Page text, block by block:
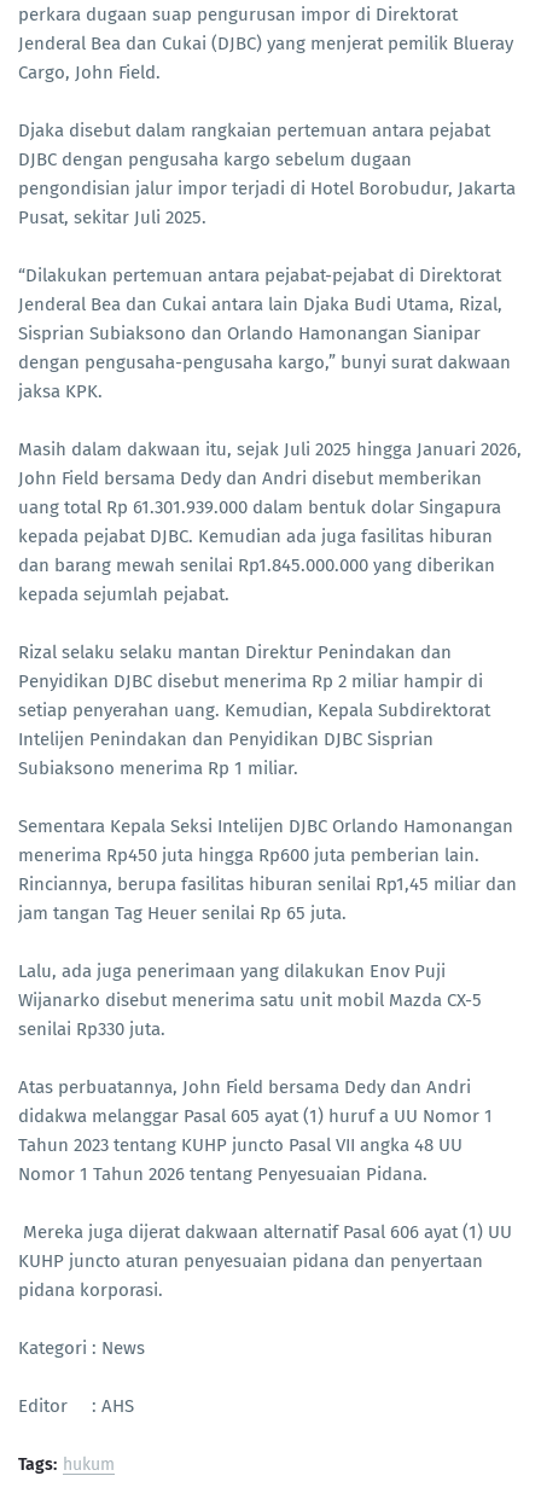
perkara dugaan suap pengurusan impor di Direktorat
Jenderal Bea dan Cukai (DJBC) yang menjerat pemilik Blueray
Cargo, John Field.
Djaka disebut dalam rangkaian pertemuan antara pejabat
DJBC dengan pengusaha kargo sebelum dugaan
pengondisian jalur impor terjadi di Hotel Borobudur, Jakarta
Pusat, sekitar Juli 2025.
“Dilakukan pertemuan antara pejabat-pejabat di Direktorat
Jenderal Bea dan Cukai antara lain Djaka Budi Utama, Rizal,
Sisprian Subiaksono dan Orlando Hamonangan Sianipar
dengan pengusaha-pengusaha kargo,” bunyi surat dakwaan
jaksa KPK.
Masih dalam dakwaan itu, sejak Juli 2025 hingga Januari 2026,
John Field bersama Dedy dan Andri disebut memberikan
uang total Rp 61.301.939.000 dalam bentuk dolar Singapura
kepada pejabat DJBC. Kemudian ada juga fasilitas hiburan
dan barang mewah senilai Rp1.845.000.000 yang diberikan
kepada sejumlah pejabat.
Rizal selaku selaku mantan Direktur Penindakan dan
Penyidikan DJBC disebut menerima Rp 2 miliar hampir di
setiap penyerahan uang. Kemudian, Kepala Subdirektorat
Intelijen Penindakan dan Penyidikan DJBC Sisprian
Subiaksono menerima Rp 1 miliar.
Sementara Kepala Seksi Intelijen DJBC Orlando Hamonangan
menerima Rp450 juta hingga Rp600 juta pemberian lain.
Rinciannya, berupa fasilitas hiburan senilai Rp1,45 miliar dan
jam tangan Tag Heuer senilai Rp 65 juta.
Lalu, ada juga penerimaan yang dilakukan Enov Puji
Wijanarko disebut menerima satu unit mobil Mazda CX-5
senilai Rp330 juta.
Atas perbuatannya, John Field bersama Dedy dan Andri
didakwa melanggar Pasal 605 ayat (1) huruf a UU Nomor 1
Tahun 2023 tentang KUHP juncto Pasal VII angka 48 UU
Nomor 1 Tahun 2026 tentang Penyesuaian Pidana.
Mereka juga dijerat dakwaan alternatif Pasal 606 ayat (1) UU
KUHP juncto aturan penyesuaian pidana dan penyertaan
pidana korporasi.
Kategori : News
Editor : AHS
Tags: hukum